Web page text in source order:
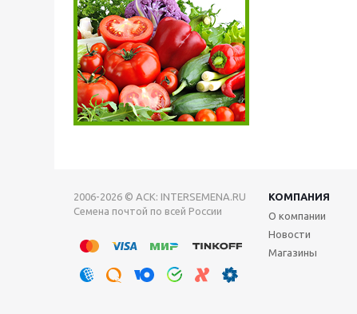
2006-2026 © АСК: INTERSEMENA.RU
Семена почтой по всей России
КОМПАНИЯ
О компании
Новости
Магазины